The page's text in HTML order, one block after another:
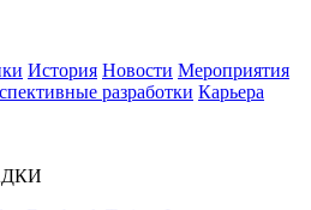
История Новости Мероприятия
разработки Карьера